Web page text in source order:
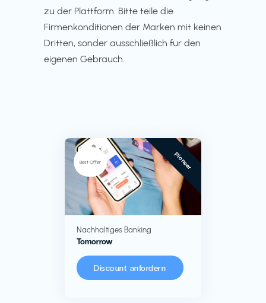
zu der Plattform. Bitte teile die
Firmenkonditionen der Marken mit keinen
Dritten, sonder ausschließlich für den
eigenen Gebrauch.
Best Offer Pioneer
Nachhaltiges Banking
Tomorrow
Discount anfordern